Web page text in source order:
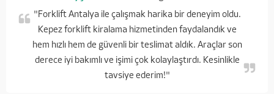
"Forklift Antalya ile çalışmak harika bir deneyim oldu.
Kepez forklift kiralama hizmetinden faydalandık ve
hem hızlı hem de güvenli bir teslimat aldık. Araçlar son
derece iyi bakımlı ve işimi çok kolaylaştırdı. Kesinlikle
tavsiye ederim!"